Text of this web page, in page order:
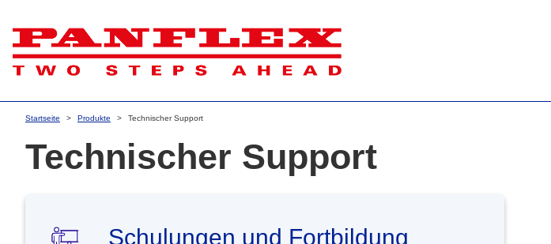
Startseite Produkte Technischer Support
Technischer Support
Schulungen und Fortbildung